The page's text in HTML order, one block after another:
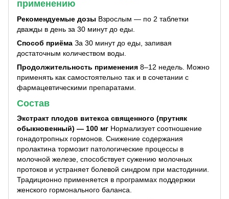
применению
Рекомендуемые дозы Взрослым — по 2 таблетки
дважды в день за 30 минут до еды.
Способ приёма За 30 минут до еды, запивая
достаточным количеством воды.
Продолжительность применения 8–12 недель. Можно
применять как самостоятельно так и в сочетании с
фармацевтическими препаратами.
Состав
Экстракт плодов витекса священного (прутняк
обыкновенный) — 100 мг Нормализует соотношение
гонадотропных гормонов. Снижение содержания
пролактина тормозит патологические процессы в
молочной железе, способствует сужению молочных
протоков и устраняет болевой синдром при мастодинии.
Традиционно применяется в программах поддержки
женского гормонального баланса.